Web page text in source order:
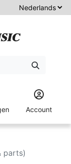
Account
parts)